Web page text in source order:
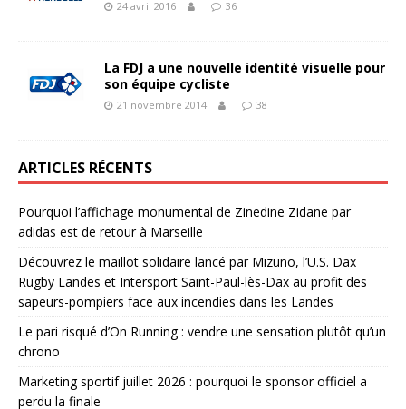
24 avril 2016 36
La FDJ a une nouvelle identité visuelle pour
son équipe cycliste
21 novembre 2014 38
ARTICLES RÉCENTS
Pourquoi l’affichage monumental de Zinedine Zidane par
adidas est de retour à Marseille
Découvrez le maillot solidaire lancé par Mizuno, l’U.S. Dax
Rugby Landes et Intersport Saint-Paul-lès-Dax au profit des
sapeurs-pompiers face aux incendies dans les Landes
Le pari risqué d’On Running : vendre une sensation plutôt qu’un
chrono
Marketing sportif juillet 2026 : pourquoi le sponsor officiel a
perdu la finale